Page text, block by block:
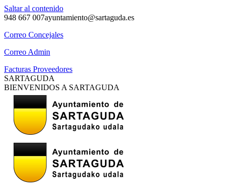
Saltar al contenido
948 667 007ayuntamiento@sartaguda.es
Correo Concejales
Correo Admin
Facturas Proveedores
SARTAGUDA
BIENVENIDOS A SARTAGUDA